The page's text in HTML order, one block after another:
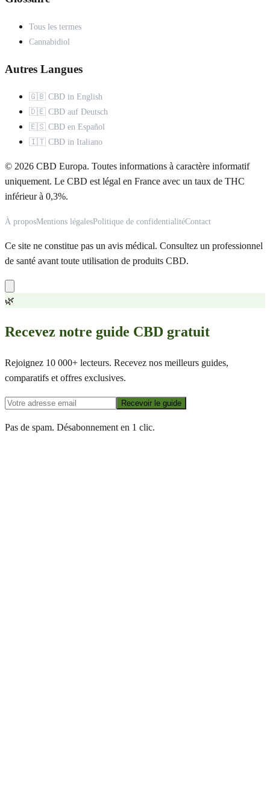
Tous les termes
Cannabidiol
Autres Langues
🇬🇧 CBD in English
🇩🇪 CBD auf Deutsch
🇪🇸 CBD en Español
🇮🇹 CBD in Italiano
© 2026 CBD Europa. Toutes informations à caractère informatif
uniquement. Le CBD est légal en France avec un taux de THC
inférieur à 0,3%.
À proposMentions légalesPolitique de confidentialitéContact
Ce site ne constitue pas un avis médical. Consultez un professionnel
de santé avant toute utilisation de produits CBD.
🌿
Recevez notre guide CBD gratuit
Rejoignez 10 000+ lecteurs. Recevez nos meilleurs guides,
comparatifs et offres exclusives.
Recevoir le guide
Pas de spam. Désabonnement en 1 clic.